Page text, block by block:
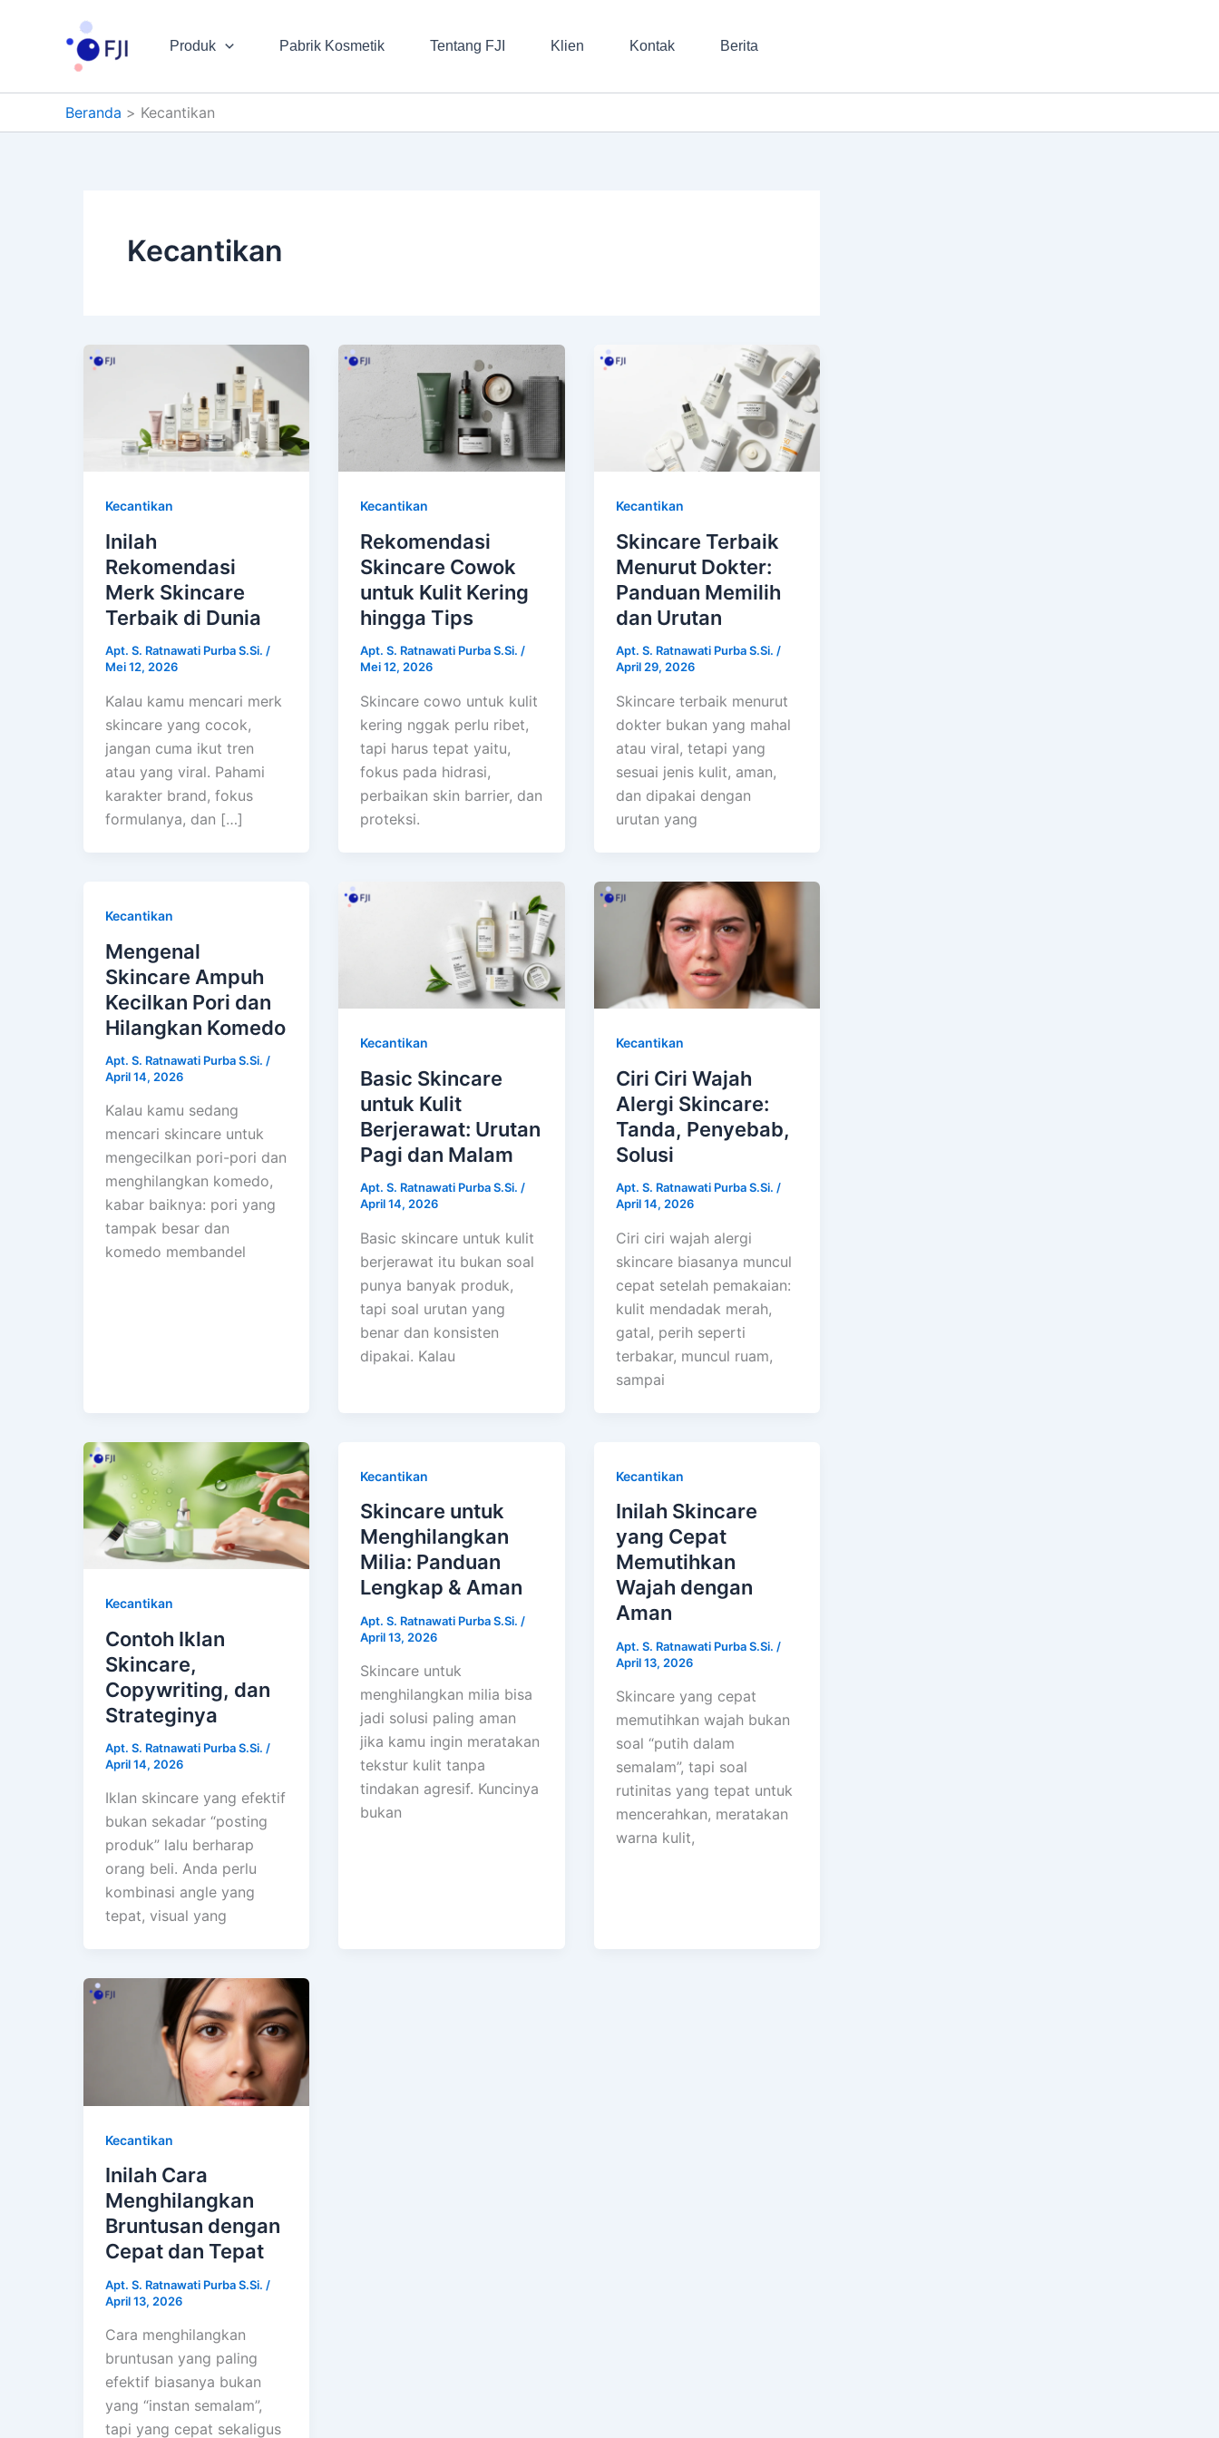
Produk Pabrik Kosmetik Tentang FJI Klien Kontak Berita
Beranda Kecantikan
Kecantikan
Kecantikan
Inilah
Rekomendasi
Merk Skincare
Terbaik di Dunia
Apt. S. Ratnawati Purba S.Si. /
Mei 12, 2026
Kalau kamu mencari merk
skincare yang cocok,
jangan cuma ikut tren
atau yang viral. Pahami
karakter brand, fokus
formulanya, dan […]
Kecantikan
Rekomendasi
Skincare Cowok
untuk Kulit Kering
hingga Tips
Apt. S. Ratnawati Purba S.Si./
Mei 12, 2026
Skincare cowo untuk kulit
kering nggak perlu ribet,
tapi harus tepat yaitu,
fokus pada hidrasi,
perbaikan skin barrier, dan
proteksi.
Kecantikan
Skincare Terbaik
Menurut Dokter:
Panduan Memilih
dan Urutan
Apt. S. Ratnawati Purba S.Si. /
April 29, 2026
Skincare terbaik menurut
dokter bukan yang mahal
atau viral, tetapi yang
sesuai jenis kulit, aman,
dan dipakai dengan
urutan yang
Kecantikan
Mengenal
Skincare Ampuh
Kecilkan Pori dan
Hilangkan Komedo
Apt. S. Ratnawati Purba S.Si. /
April 14, 2026
Kalau kamu sedang
mencari skincare untuk
mengecilkan pori-pori dan
menghilangkan komedo,
kabar baiknya: pori yang
tampak besar dan
komedo membandel
Kecantikan
Basic Skincare
untuk Kulit
Berjerawat: Urutan
Pagi dan Malam
Apt. S. Ratnawati Purba S.Si. /
April 14, 2026
Basic skincare untuk kulit
berjerawat itu bukan soal
punya banyak produk,
tapi soal urutan yang
benar dan konsisten
dipakai. Kalau
Kecantikan
Ciri Ciri Wajah
Alergi Skincare:
Tanda, Penyebab,
Solusi
Apt. S. Ratnawati Purba S.Si. /
April 14, 2026
Ciri ciri wajah alergi
skincare biasanya muncul
cepat setelah pemakaian:
kulit mendadak merah,
gatal, perih seperti
terbakar, muncul ruam,
sampai
Kecantikan
Contoh Iklan
Skincare,
Copywriting, dan
Strateginya
Apt. S. Ratnawati Purba S.Si. /
April 14, 2026
Iklan skincare yang efektif
bukan sekadar “posting
produk” lalu berharap
orang beli. Anda perlu
kombinasi angle yang
tepat, visual yang
Kecantikan
Skincare untuk
Menghilangkan
Milia: Panduan
Lengkap & Aman
Apt. S. Ratnawati Purba S.Si. /
April 13, 2026
Skincare untuk
menghilangkan milia bisa
jadi solusi paling aman
jika kamu ingin meratakan
tekstur kulit tanpa
tindakan agresif. Kuncinya
bukan
Kecantikan
Inilah Skincare
yang Cepat
Memutihkan
Wajah dengan
Aman
Apt. S. Ratnawati Purba S.Si. /
April 13, 2026
Skincare yang cepat
memutihkan wajah bukan
soal “putih dalam
semalam”, tapi soal
rutinitas yang tepat untuk
mencerahkan, meratakan
warna kulit,
Kecantikan
Inilah Cara
Menghilangkan
Bruntusan dengan
Cepat dan Tepat
Apt. S. Ratnawati Purba S.Si. /
April 13, 2026
Cara menghilangkan
bruntusan yang paling
efektif biasanya bukan
yang “instan semalam”,
tapi yang cepat sekaligus